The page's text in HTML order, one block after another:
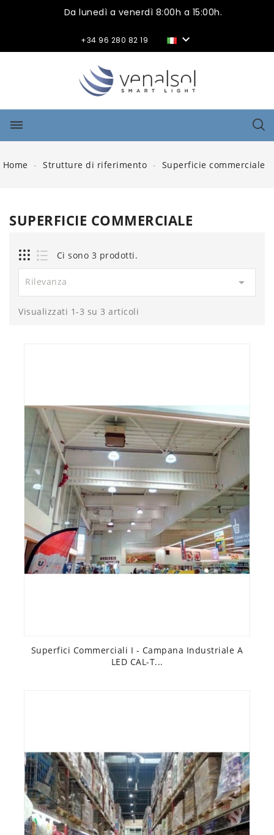
Da lunedì a venerdì 8:00h a 15:00h.
+34 96 280 82 19 
dehaze
Home Strutture di riferimento Superficie commerciale
SUPERFICIE COMMERCIALE
Ci sono 3 prodotti.
Rilevanza 
Visualizzati 1-3 su 3 articoli
Superfici Commerciali I - Campana Industriale A
LED CAL-T...